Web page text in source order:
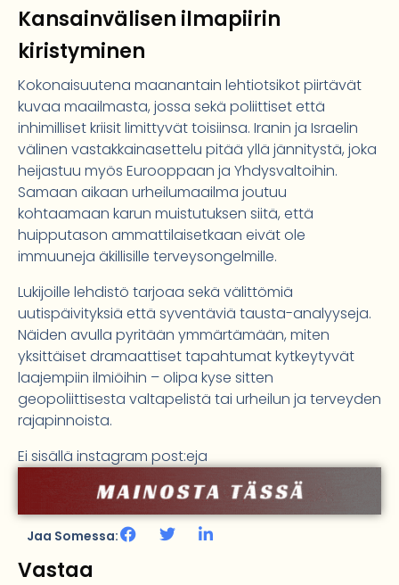
Kansainvälisen ilmapiirin
kiristyminen
Kokonaisuutena maanantain lehtiotsikot piirtävät
kuvaa maailmasta, jossa sekä poliittiset että
inhimilliset kriisit limittyvät toisiinsa. Iranin ja Israelin
välinen vastakkainasettelu pitää yllä jännitystä, joka
heijastuu myös Eurooppaan ja Yhdysvaltoihin.
Samaan aikaan urheilumaailma joutuu
kohtaamaan karun muistutuksen siitä, että
huipputason ammattilaisetkaan eivät ole
immuuneja äkillisille terveysongelmille.
Lukijoille lehdistö tarjoaa sekä välittömiä
uutispäivityksiä että syventäviä tausta-analyyseja.
Näiden avulla pyritään ymmärtämään, miten
yksittäiset dramaattiset tapahtumat kytkeytyvät
laajempiin ilmiöihin – olipa kyse sitten
geopoliittisesta valtapelistä tai urheilun ja terveyden
rajapinnoista.
Ei sisällä instagram post:eja
Jaa Somessa:
Vastaa